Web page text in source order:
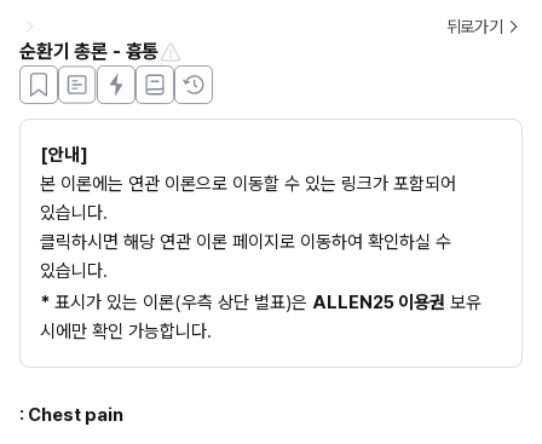
뒤로가기
순환기 총론 - 흉통
[안내]
본 이론에는 연관 이론으로 이동할 수 있는 링크가 포함되어
있습니다.
클릭하시면 해당 연관 이론 페이지로 이동하여 확인하실 수
있습니다.
* 표시가 있는 이론(우측 상단 별표)은 ALLEN25 이용권 보유
시에만 확인 가능합니다.
: Chest pain